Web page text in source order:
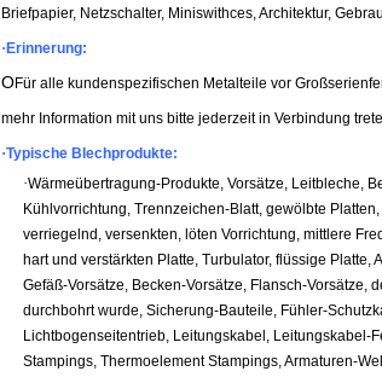
Briefpapier, Netzschalter, Miniswithces, Architektur,
· Erinnerung:
OFür alle kundenspezifischen Metalteile vor
mehr Information mit uns bitte jederzeit in Verbindung
·Typische Blechprodukte:
·Wärmeübertragung-Produkte, Vorsätze, Leitbleche,
Kühlvorrichtung, Trennzeichen-Blatt, gewölbte
verriegelnd, versenkten, löten Vorrichtung, mittlere
hart und verstärkten Platte, Turbulator, flüssige
Gefäß-Vorsätze, Becken-Vorsätze, Flansch-Vorsätze,
durchbohrt wurde, Sicherung-Bauteile, Fühler-
Lichtbogenseitentrieb, Leitungskabel, Leitungskabel-
Stampings, Thermoelement Stampings, Armaturen-